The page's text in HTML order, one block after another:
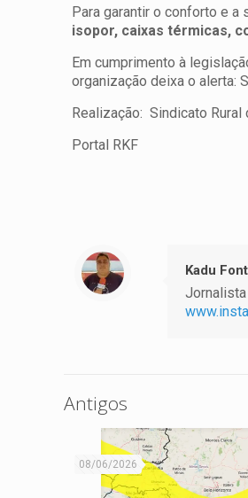
Para garantir o conforto e a
isopor, caixas térmicas,
Em cumprimento à
organização deixa o alerta:
Realização: Sindicato Rural
Portal RKF
Kadu
Antigos
08/06/2026